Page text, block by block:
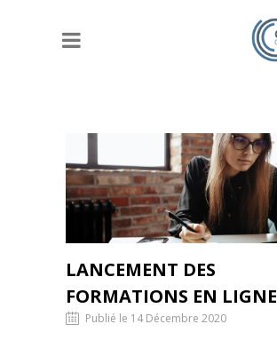
LANCEMENT DES
FORMATIONS EN LIGNE
Publié le 14 Décembre 2020